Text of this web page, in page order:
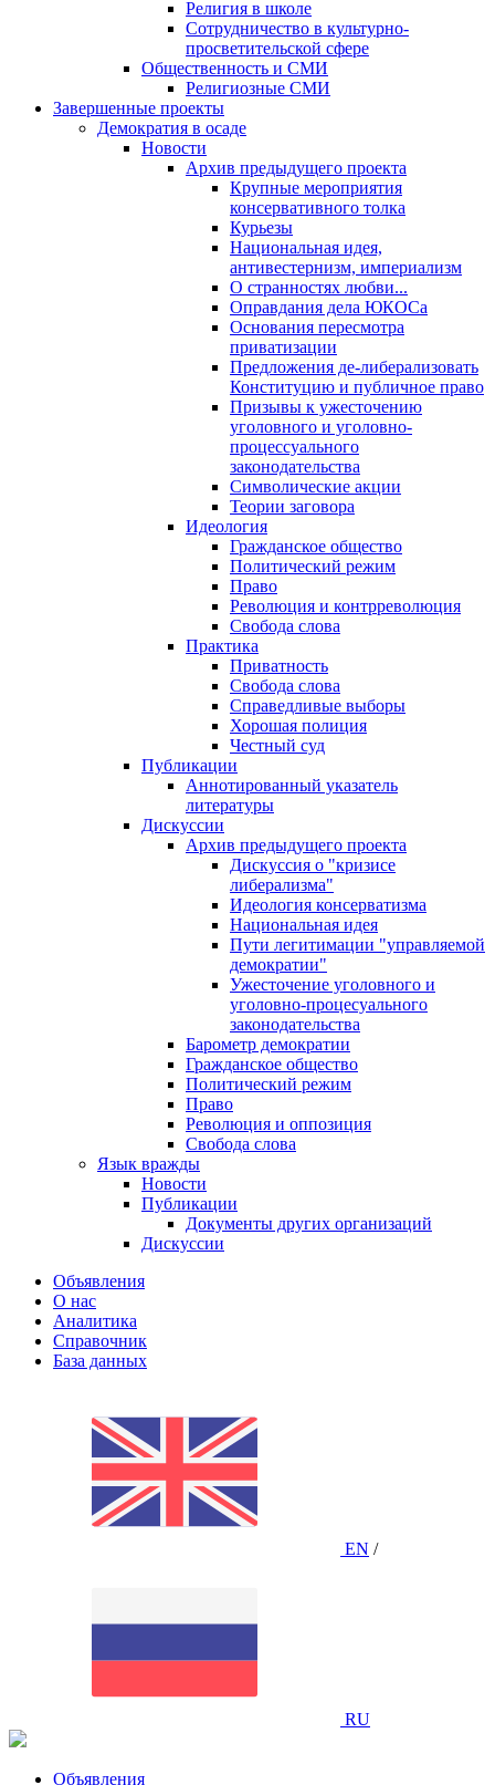
Религия в школе
Сотрудничество в культурно-
просветительской сфере
Общественность и СМИ
Религиозные СМИ
Завершенные проекты
Демократия в осаде
Новости
Архив предыдущего проекта
Крупные мероприятия
консервативного толка
Курьезы
Национальная идея,
антивестернизм, империализм
О странностях любви...
Оправдания дела ЮКОСа
Основания пересмотра
приватизации
Предложения де-либерализовать
Конституцию и публичное право
Призывы к ужесточению
уголовного и уголовно-
процессуального
законодательства
Символические акции
Теории заговора
Идеология
Гражданское общество
Политический режим
Право
Революция и контрреволюция
Свобода слова
Практика
Приватность
Свобода слова
Справедливые выборы
Хорошая полиция
Честный суд
Публикации
Аннотированный указатель
литературы
Дискуссии
Архив предыдущего проекта
Дискуссия о "кризисе
либерализма"
Идеология консерватизма
Национальная идея
Пути легитимации "управляемой
демократии"
Ужесточение уголовного и
уголовно-процесуального
законодательства
Барометр демократии
Гражданское общество
Политический режим
Право
Революция и оппозиция
Свобода слова
Язык вражды
Новости
Публикации
Документы других организаций
Дискуссии
Объявления
О нас
Аналитика
Справочник
База данных
EN /
RU
Объявления